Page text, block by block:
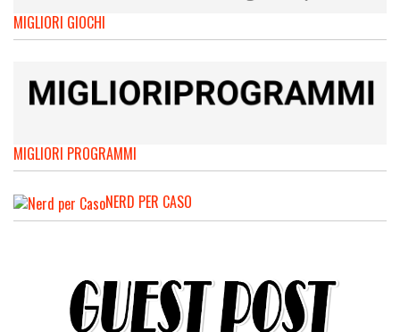
MIGLIORI GIOCHI
MIGLIORI PROGRAMMI
NERD PER CASO